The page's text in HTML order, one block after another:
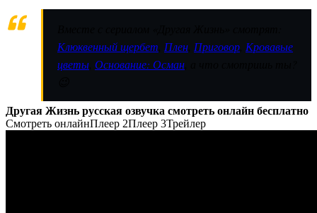
Клюквенный щербет Плен Приговор Кровавые
цветы Основание: Осман
Другая Жизнь русская озвучка смотреть онлайн бесплатно
Смотреть онлайнПлеер 2Плеер 3Трейлер